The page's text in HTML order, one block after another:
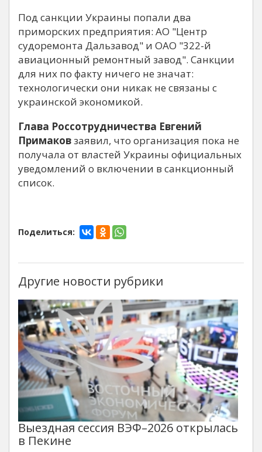
Под санкции Украины попали два
приморских предприятия: АО "Центр
судоремонта Дальзавод" и ОАО "322-й
авиационный ремонтный завод". Санкции
для них по факту ничего не значат:
технологически они никак не связаны с
украинской экономикой.
Глава Россотрудничества Евгений
Примаковзаявил, что организация пока не
получала от властей Украины официальных
уведомлений о включении в санкционный
список.
Поделиться:
Другие новости рубрики
Выездная сессия ВЭФ–2026 открылась
в Пекине